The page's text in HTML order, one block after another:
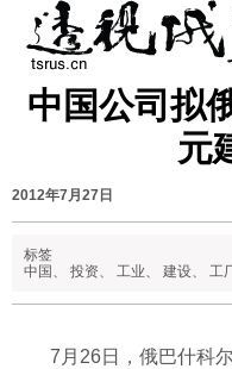
首页
国际
时政
军事
陆军
军事合作
工业
能源
农业
美食
娱乐
图片新闻
漫画
视频
图表
中国公司拟
元
2012年7月27日
标签
中国 、 投资、 工业、 建设、 工
7月26日，俄巴什科